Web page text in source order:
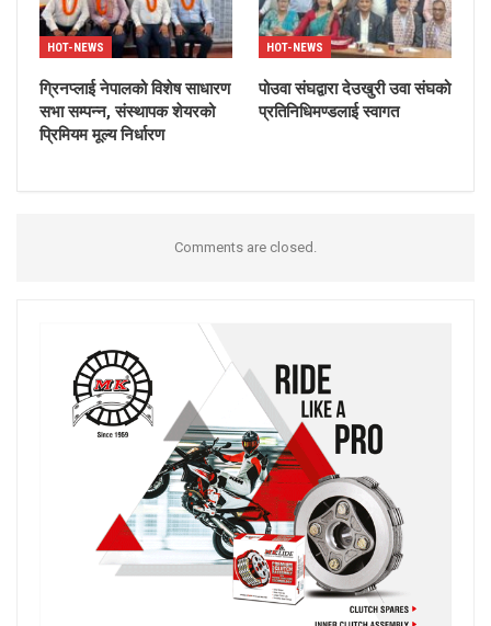
HOT-NEWS
ग्रिनप्लाई नेपालको विशेष साधारण
सभा सम्पन्न, संस्थापक शेयरको
प्रिमियम मूल्य निर्धारण
HOT-NEWS
पोउवा संघद्वारा देउखुरी उवा संघको
प्रतिनिधिमण्डलाई स्वागत
Comments are closed.